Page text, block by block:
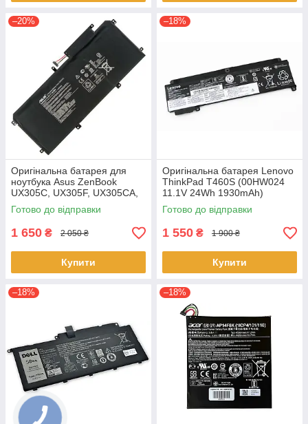
–20%
Оригінальна батарея для
ноутбука Asus ZenBook
UX305C, UX305F, UX305CA,
UX305FA - C31N1411 (+11.4 V
45Wh) АКБ
Готово до відправки
1 650 ₴ 2 050 ₴
Купити
–18%
Оригінальна батарея Lenovo
ThinkPad T460S (00HW024
11.1V 24Wh 1930mAh)
Акумулятор, АКБ для
ноутбука
Готово до відправки
1 550 ₴ 1 900 ₴
Купити
–18% –18%